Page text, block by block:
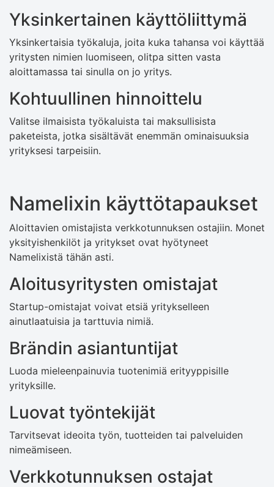
Yksinkertainen käyttöliittymä
Yksinkertaisia ​​työkaluja, joita kuka tahansa voi käyttää
yritysten nimien luomiseen, olitpa sitten vasta
aloittamassa tai sinulla on jo yritys.
Kohtuullinen hinnoittelu
Valitse ilmaisista työkaluista tai maksullisista
paketeista, jotka sisältävät enemmän ominaisuuksia
yrityksesi tarpeisiin.
Namelixin käyttötapaukset
Aloittavien omistajista verkkotunnuksen ostajiin. Monet
yksityishenkilöt ja yritykset ovat hyötyneet
Namelixistä tähän asti.
Aloitusyritysten omistajat
Startup-omistajat voivat etsiä yritykselleen
ainutlaatuisia ja tarttuvia nimiä.
Brändin asiantuntijat
Luoda mieleenpainuvia tuotenimiä erityyppisille
yrityksille.
Luovat työntekijät
Tarvitsevat ideoita työn, tuotteiden tai palveluiden
nimeämiseen.
Verkkotunnuksen ostajat